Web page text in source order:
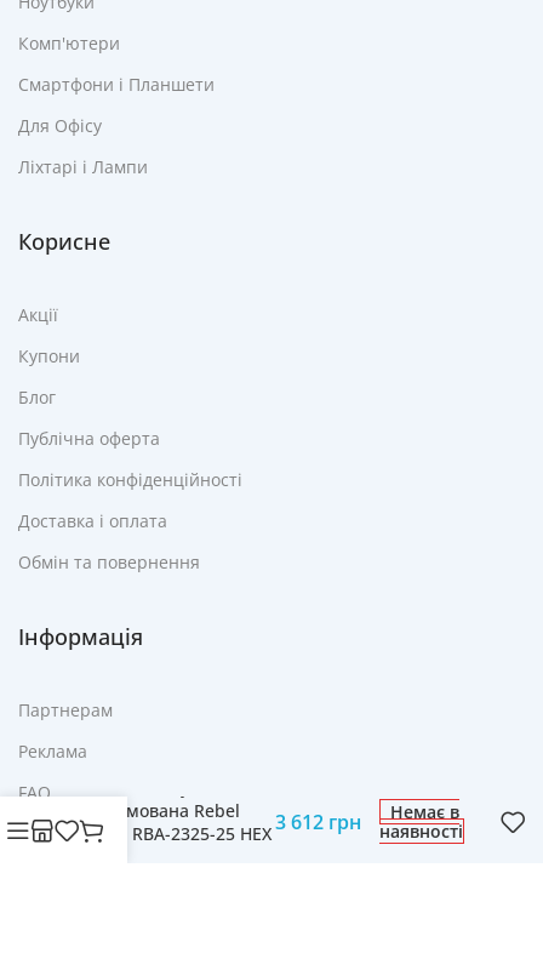
Комп'ютери
Смартфони і Планшети
Для Офісу
Ліхтарі і Лампи
Корисне
Акції
Купони
Блог
Публічна оферта
Політика конфіденційності
Доставка і оплата
Обмін та повернення
Інформація
Партнерам
Реклама
FAQ
Контакти
прогумована Rebel
Active RBA-2325-25 HEX3 612 грн
Немає в
наявності